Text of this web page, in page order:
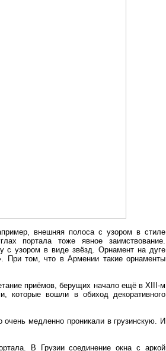
внешняя полоса с узором в стиле
портала тоже явное заимствование.
с узором в виде звёзд. Орнамент на дуге
При том, что в Армении такие орнаменты
приёмов, берущих начало ещё в XIII-м
которые вошли в обиход декоративного
медленно проникали в грузинскую. И
В Грузии соединение окна с аркой